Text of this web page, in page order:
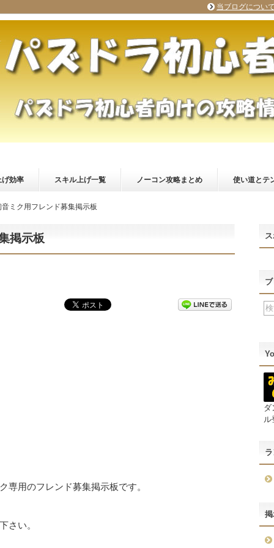
げ効率 スキル上げ一覧 ノーコン攻略まとめ 使い道とテ
音ミク用フレンド募集掲示板
掲示板
専用のフレンド募集掲示板です。
さい。
ダ
ル
当ブログについて